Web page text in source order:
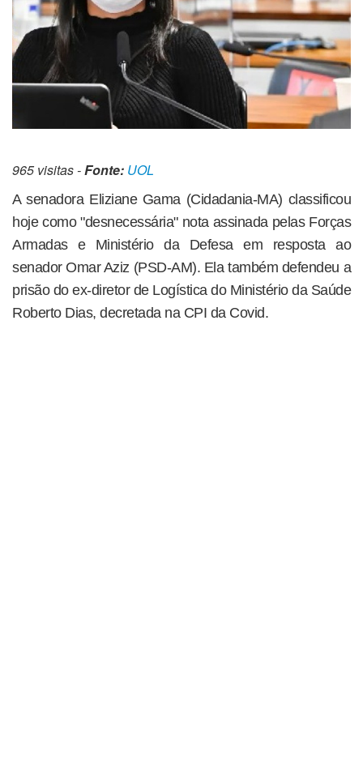
965 visitas -Fonte: UOL
A senadora Eliziane Gama (Cidadania-MA) classificou
hoje como "desnecessária" nota assinada pelas Forças
Armadas e Ministério da Defesa em resposta ao
senador Omar Aziz (PSD-AM). Ela também defendeu a
prisão do ex-diretor de Logística do Ministério da Saúde
Roberto Dias, decretada na CPI da Covid.